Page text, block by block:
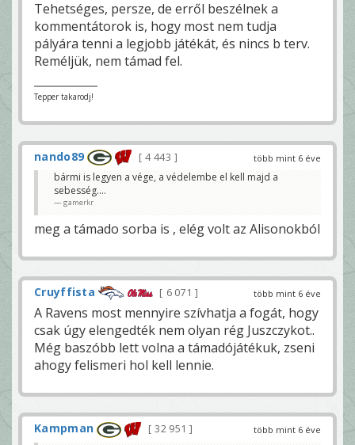
Tehetséges, persze, de erről beszélnek a
kommentátorok is, hogy most nem tudja
pályára tenni a legjobb játékát, és nincs b terv.
Reméljük, nem támad fel.
Tepper takarodj!
több mint 6 éve
nando89
4 443
bármi is legyen a vége, a védelembe el kell majd a
sebesség....
gamerkr
meg a támado sorba is , elég volt az Alisonokból
több mint 6 éve
Cruyffista 6 071
A Ravens most mennyire szívhatja a fogát, hogy
csak úgy elengedték nem olyan rég Juszczykot..
Még baszóbb lett volna a támadójátékuk, zseni
ahogy felismeri hol kell lennie.
több mint 6 éve
Kampman
32 951